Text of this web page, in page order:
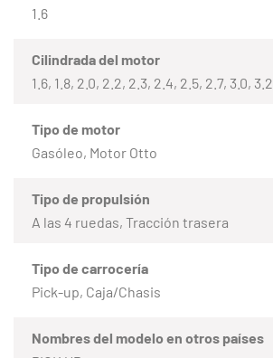
1.6
Cilindrada del motor
1.6, 1.8, 2.0, 2.2, 2.3, 2.4, 2.5, 2.7, 3.0, 3.2
Tipo de motor
Gasóleo, Motor Otto
Tipo de propulsión
A las 4 ruedas, Tracción trasera
Tipo de carrocería
Pick-up, Caja/Chasis
Nombres del modelo en otros países